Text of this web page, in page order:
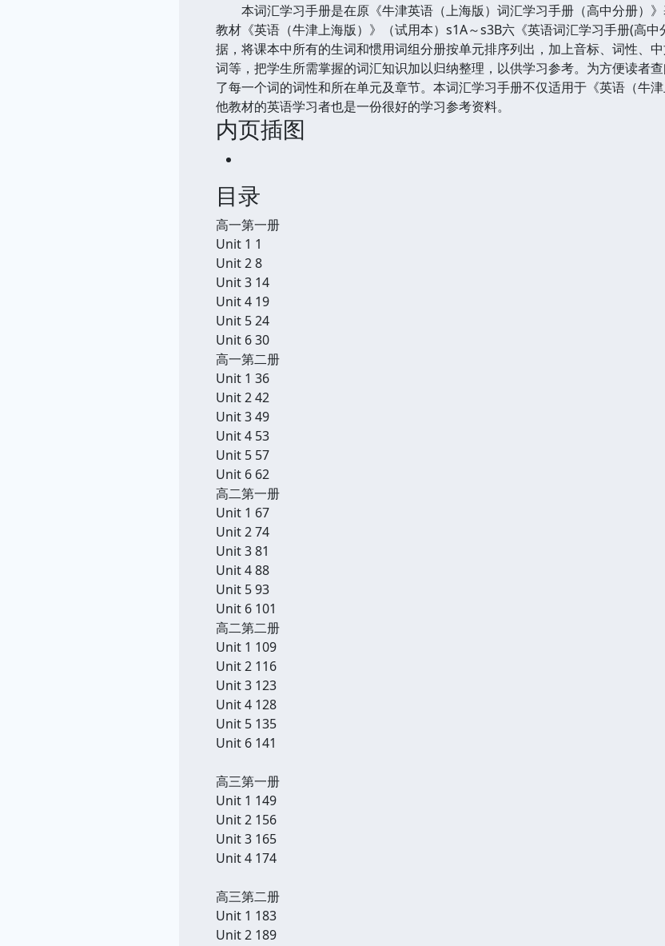
本词汇学习手册是在原《牛津英语（上海版）词汇学习手册（高中分册）
教材《英语（牛津上海版）》（试用本）s1A～s3B六《英语词汇学习手册(高
据，将课本中所有的生词和惯用词组分册按单元排序列出，加上音标、词性、
词等，把学生所需掌握的词汇知识加以归纳整理，以供学习参考。为方便读者
了每一个词的词性和所在单元及章节。本词汇学习手册不仅适用于《英语（牛
他教材的英语学习者也是一份很好的学习参考资料。
内页插图
目录
高一第一册
Unit 1 1
Unit 2 8
Unit 3 14
Unit 4 19
Unit 5 24
Unit 6 30
高一第二册
Unit 1 36
Unit 2 42
Unit 3 49
Unit 4 53
Unit 5 57
Unit 6 62
高二第一册
Unit 1 67
Unit 2 74
Unit 3 81
Unit 4 88
Unit 5 93
Unit 6 101
高二第二册
Unit 1 109
Unit 2 116
Unit 3 123
Unit 4 128
Unit 5 135
Unit 6 141
高三第一册
Unit 1 149
Unit 2 156
Unit 3 165
Unit 4 174
高三第二册
Unit 1 183
Unit 2 189